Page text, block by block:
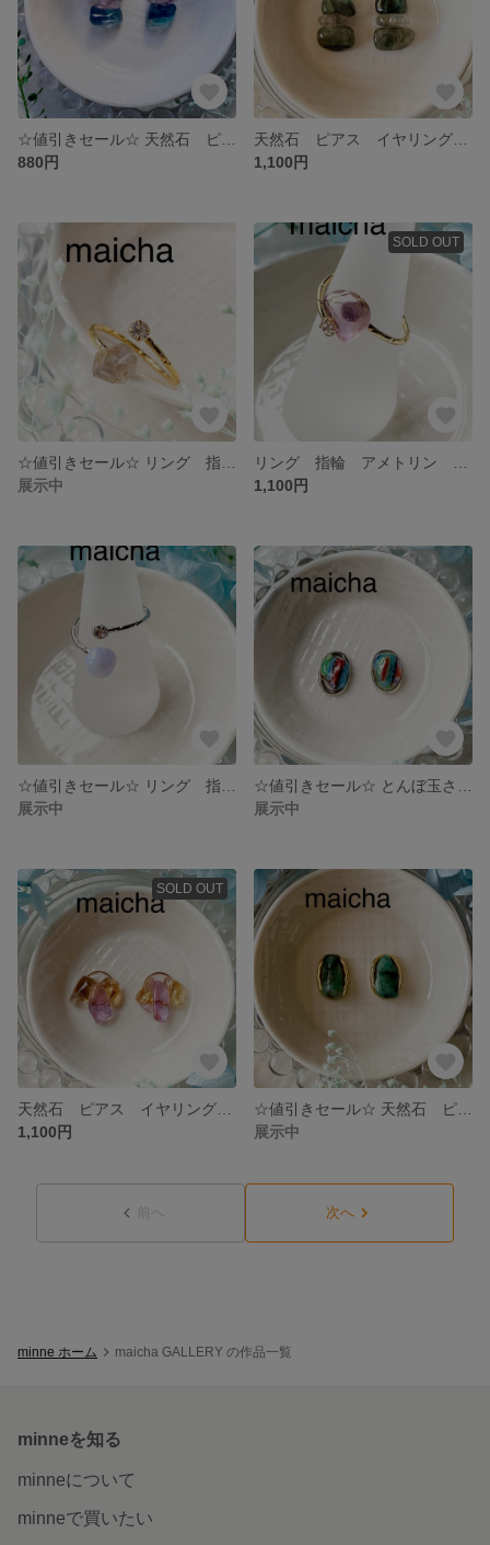
880円
1,100円
展示中
SOLD OUT
1,100円
展示中
展示中
SOLD OUT
1,100円
展示中
前へ 次へ
minne ホーム maicha GALLERY の作品一覧
minneを知る
minneについて
minneで買いたい